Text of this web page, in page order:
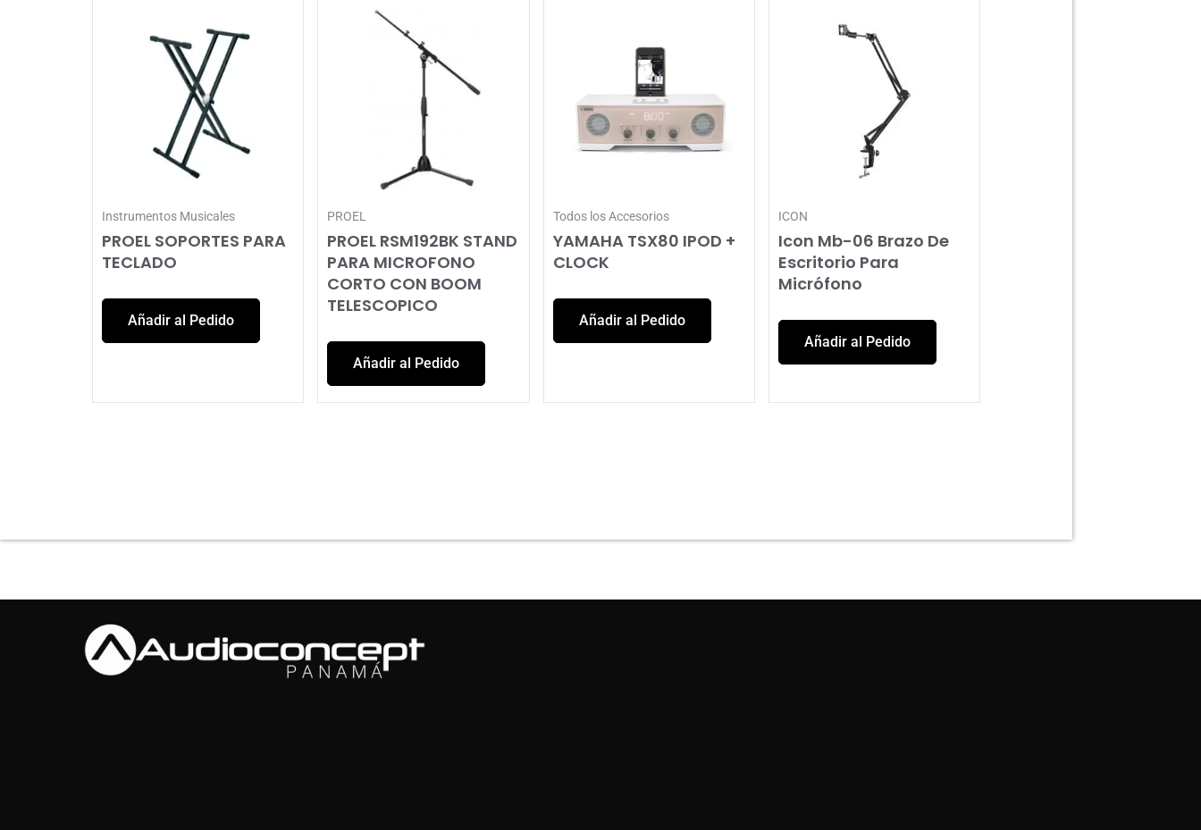
Instrumentos Musicales
PROEL SOPORTES PARA
TECLADO
Añadir al Pedido
PROEL
PROEL RSM192BK STAND
PARA MICROFONO
CORTO CON BOOM
TELESCOPICO
Añadir al Pedido
Todos los Accesorios
YAMAHA TSX80 IPOD +
CLOCK
Añadir al Pedido
ICON
Icon Mb-06 Brazo De
Escritorio Para
Micrófono
Añadir al Pedido